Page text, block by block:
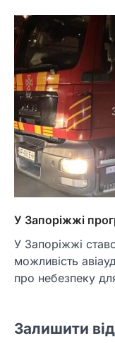
У Запоріжжі
У Запоріжжі
можливість
про небезпеку
Залишити